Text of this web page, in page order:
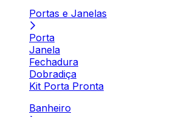
Portas e Janelas
Porta
Janela
Fechadura
Dobradiça
Kit Porta Pronta
Banheiro